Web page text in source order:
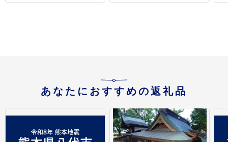
あなたにおすすめの返礼品